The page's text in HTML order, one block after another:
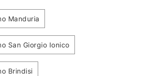
Manduria
San Giorgio Ionico
Brindisi